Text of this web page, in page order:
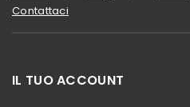
Contattaci
IL TUO ACCOUNT